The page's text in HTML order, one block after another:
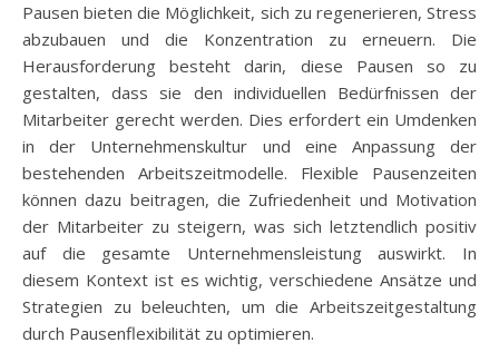
Pausen bieten die Möglichkeit, sich zu regenerieren, Stress
abzubauen und die Konzentration zu erneuern. Die
Herausforderung besteht darin, diese Pausen so zu
gestalten, dass sie den individuellen Bedürfnissen der
Mitarbeiter gerecht werden. Dies erfordert ein Umdenken
in der Unternehmenskultur und eine Anpassung der
bestehenden Arbeitszeitmodelle. Flexible Pausenzeiten
können dazu beitragen, die Zufriedenheit und Motivation
der Mitarbeiter zu steigern, was sich letztendlich positiv
auf die gesamte Unternehmensleistung auswirkt. In
diesem Kontext ist es wichtig, verschiedene Ansätze und
Strategien zu beleuchten, um die Arbeitszeitgestaltung
durch Pausenflexibilität zu optimieren.